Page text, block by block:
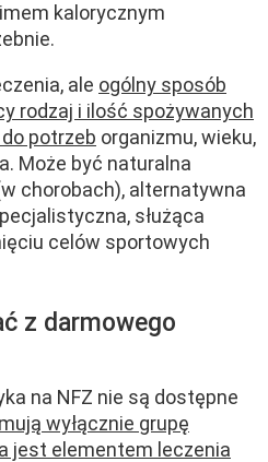
kalorycznym
ale ogólny sposób
rodzaj i ilość spożywanych
potrzeb organizmu, wieku,
Może być naturalna
chorobach), alternatywna
służąca
celów sportowych
z darmowego
na NFZ nie są dostępne
wyłącznie grupę
jest elementem leczenia